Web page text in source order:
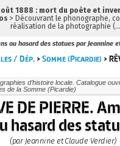
au hasard des statues par Jeannine
/ Dép. >Somme (Picardie) >
d’histoire locale. Catalogue
de la Somme (Picardie)
DE PIERRE.
hasard des
(par Jeannine et Claude Verdier)
1888 : mort du poète et
> Découvrant le phonographe,
réalisation de la photographie